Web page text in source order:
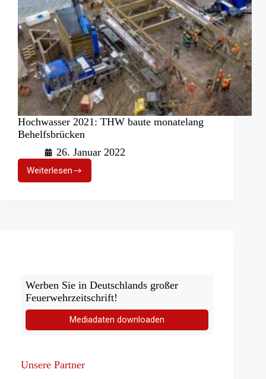
Hochwasser 2021: THW baute monatelang
Behelfsbrücken
26. Januar 2022
WeiterlesenHochwasser
2021:
Werben Sie in Deutschlands großer
Feuerwehrzeitschrift!
Mediadaten downloaden
Unsere Partner